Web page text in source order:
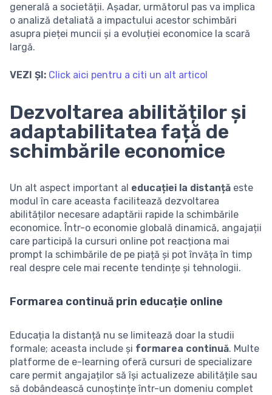
generală a societății. Așadar, următorul pas va implica
o analiză detaliată a impactului acestor schimbări
asupra pieței muncii și a evoluției economice la scară
largă.
VEZI ȘI: Click aici pentru a citi un alt articol
Dezvoltarea abilităților și
adaptabilitatea față de
schimbările economice
Un alt aspect important al educației la distanță este
modul în care aceasta facilitează dezvoltarea
abilităților necesare adaptării rapide la schimbările
economice. Într-o economie globală dinamică, angajații
care participă la cursuri online pot reacționa mai
prompt la schimbările de pe piață și pot învăța în timp
real despre cele mai recente tendințe și tehnologii.
Formarea continuă prin educație online
Educația la distanță nu se limitează doar la studii
formale; aceasta include și formarea continuă. Multe
platforme de e-learning oferă cursuri de specializare
care permit angajaților să își actualizeze abilitățile sau
să dobândească cunoștințe într-un domeniu complet